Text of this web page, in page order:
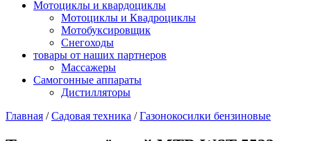
Мотоциклы и квардоциклы
Мотоциклы и Квадроциклы
Мотобуксировщик
Снегоходы
товары от наших партнеров
Массажеры
Самогонные аппараты
Дистилляторы
Главная /Садовая техника /Газонокосилки бензиновые